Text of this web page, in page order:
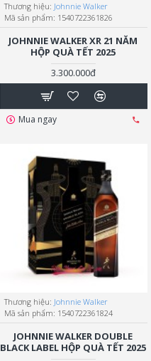
Thương hiệu: Johnnie Walker
Mã sản phẩm: 1540722361826
JOHNNIE WALKER XR 21 NĂM
HỘP QUÀ TẾT 2025
3.300.000đ
Mua ngay
Thương hiệu: Johnnie Walker
Mã sản phẩm: 1540722361824
JOHNNIE WALKER DOUBLE
BLACK LABEL HỘP QUÀ TẾT 2025